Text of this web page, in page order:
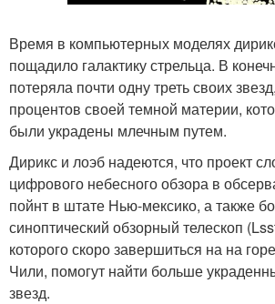
Время в компьютерных моделях
пощадило галактику стрельца. В
потеряла почти одну треть своих
процентов своей темной материи,
были украдены млечным путем.
Дирикс и лоэб надеются, что проект
цифрового небесного обзора в
пойнт в штате Нью-мексико, а также
синоптический обзорный телескоп
которого скоро завершиться на на
Чили, помогут найти больше
звезд.